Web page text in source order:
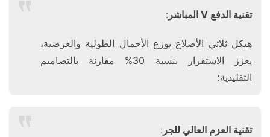
​تقنية الدفع V المباشر​ ​:
هيكل ثلاثي الأضلاع يوزع الأحمال الطولية والعرضية،
يعزز الاستقرار بنسبة 30% مقارنة بالتصاميم
التقليدية؛
​تقنية العزم العالي للجر​ ​: